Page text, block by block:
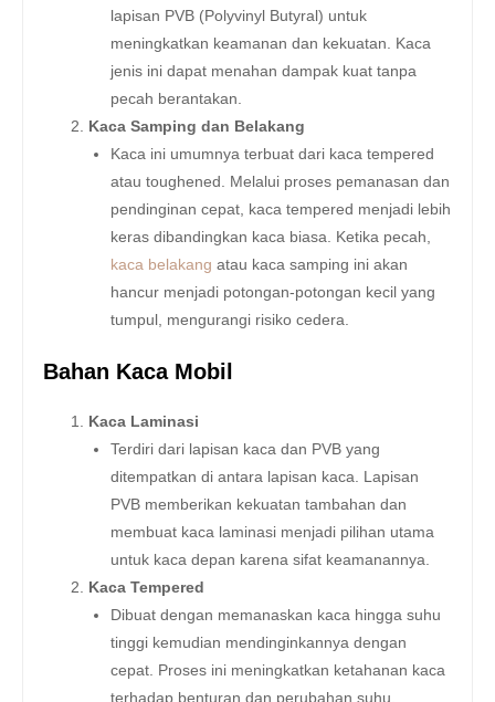
lapisan PVB (Polyvinyl Butyral) untuk
meningkatkan keamanan dan kekuatan. Kaca
jenis ini dapat menahan dampak kuat tanpa
pecah berantakan.
Kaca Samping dan Belakang
Kaca ini umumnya terbuat dari kaca tempered
atau toughened. Melalui proses pemanasan dan
pendinginan cepat, kaca tempered menjadi lebih
keras dibandingkan kaca biasa. Ketika pecah,
kaca belakang atau kaca samping ini akan
hancur menjadi potongan-potongan kecil yang
tumpul, mengurangi risiko cedera.
Bahan Kaca Mobil
Kaca Laminasi
Terdiri dari lapisan kaca dan PVB yang
ditempatkan di antara lapisan kaca. Lapisan
PVB memberikan kekuatan tambahan dan
membuat kaca laminasi menjadi pilihan utama
untuk kaca depan karena sifat keamanannya.
Kaca Tempered
Dibuat dengan memanaskan kaca hingga suhu
tinggi kemudian mendinginkannya dengan
cepat. Proses ini meningkatkan ketahanan kaca
terhadap benturan dan perubahan suhu,